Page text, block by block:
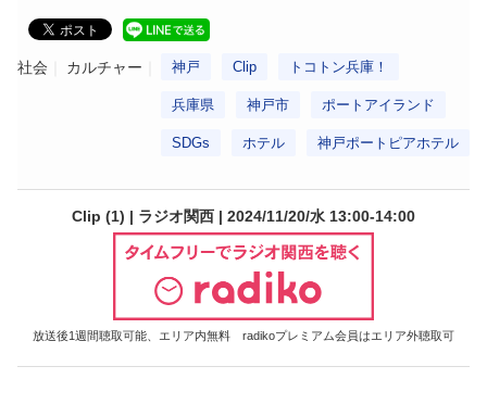
社会 カルチャー 神戸 Clip トコトン兵庫！
兵庫県 神戸市 ポートアイランド
SDGs ホテル 神戸ポートピアホテル
Clip (1) | ラジオ関西 | 2024/11/20/水 13:00-14:00
放送後1週間聴取可能、エリア内無料 radikoプレミアム会員はエリア外聴取可